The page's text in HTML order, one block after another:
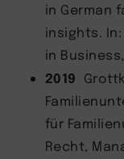
in German
insights.
in
2019
für
Recht,